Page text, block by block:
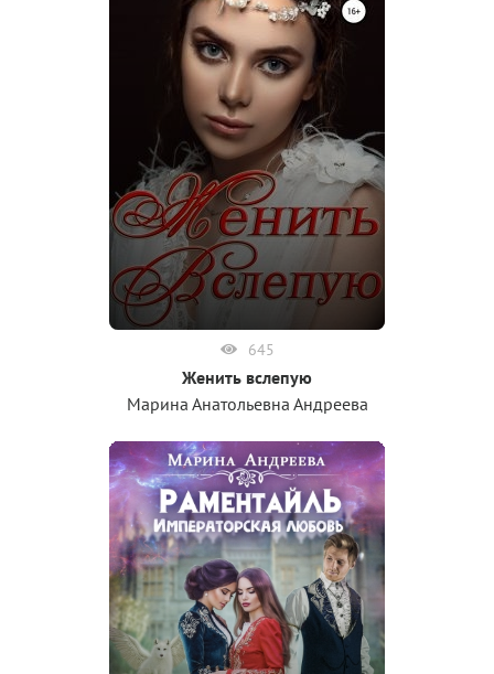
645
Женить вслепую
Марина Анатольевна Андреева